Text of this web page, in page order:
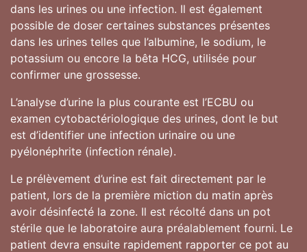
dans les urines ou une infection. Il est également
possible de doser certaines substances présentes
dans les urines telles que l’albumine, le sodium, le
potassium ou encore la bêta HCG, utilisée pour
confirmer une grossesse.
L’analyse d’urine la plus courante est l’ECBU ou
examen cytobactériologique des urines, dont le but
est d’identifier une infection urinaire ou une
pyélonéphrite (infection rénale).
Le prélèvement d’urine est fait directement par le
patient, lors de la première miction du matin après
avoir désinfecté la zone. Il est récolté dans un pot
stérile que le laboratoire aura préalablement fourni. Le
patient devra ensuite rapidement rapporter ce pot au